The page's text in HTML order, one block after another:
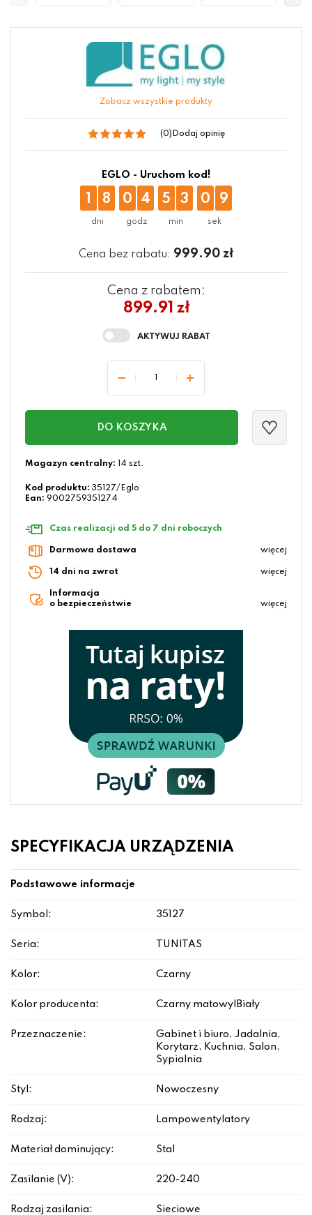
Zobacz wszystkie produkty
(0) Dodaj opinię
EGLO - Uruchom kod!
1 8 0 4 5 3 0 9
Cena bez rabatu: 999.90 zł
Cena z rabatem:
899.91 zł
DO KOSZYKA
Magazyn centralny: 14 szt.
Kod produktu: 35127/Eglo
Ean: 9002759351274
Czas realizacji od 5 do 7 dni roboczych
Darmowa dostawa więcej
14 dni na zwrot więcej
Informacja
o bezpieczeństwie
więcej
SPECYFIKACJA URZĄDZENIA
Podstawowe informacje
Symbol: 35127
Seria: TUNITAS
Kolor: Czarny
Kolor producenta: Czarny matowy|Biały
Przeznaczenie:
Gabinet i biuro, Jadalnia,
Korytarz, Kuchnia, Salon,
Sypialnia
Styl: Nowoczesny
Rodzaj: Lampowentylatory
Materiał dominujący: Stal
Zasilanie (V): 220-240
Rodzaj zasilania: Sieciowe